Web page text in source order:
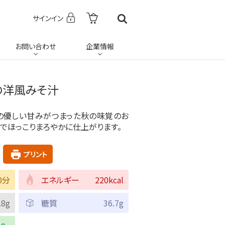
サインイン
お問い合わせ 企業情報
風みそ汁
優しい甘みがつまった秋の味覚のお
ほっこりまろやかに仕上がります。
プリント
エネルギー
220kcal
糖質
36.7g